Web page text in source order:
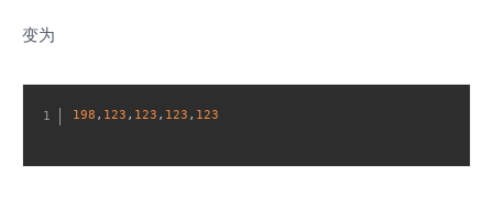
变为
198 , 123 , 123 , 123 , 123